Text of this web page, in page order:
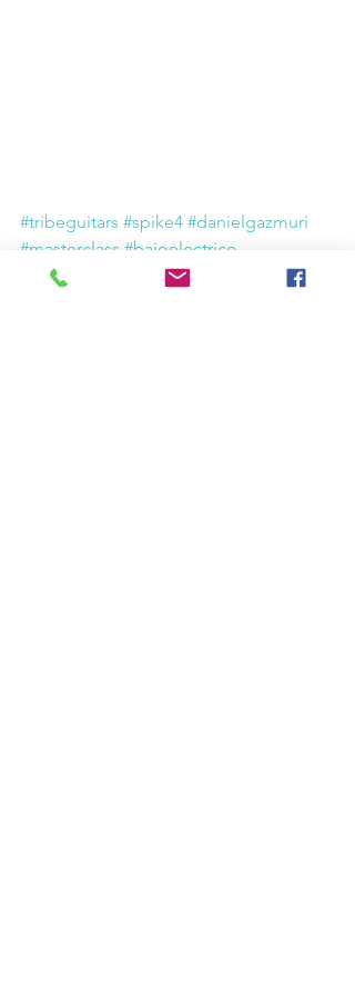
#tribeguitars #spike4 #danielgazmuri
#masterclass #bajoelectrico
#bassplayer
#bajistas